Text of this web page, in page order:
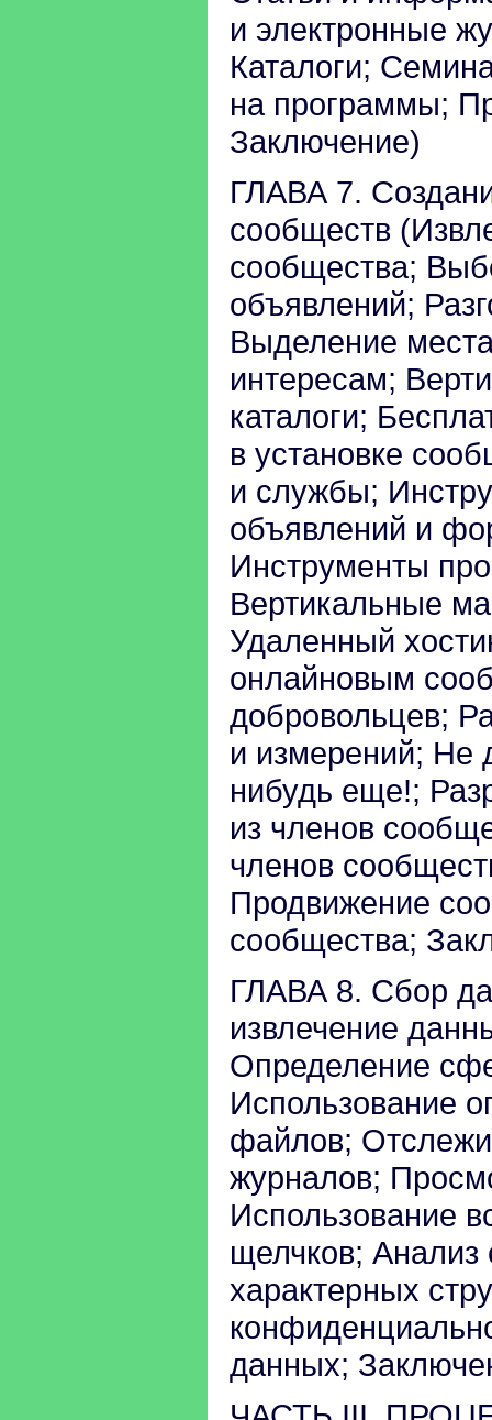
и электронные
Каталоги;
на программы;
Заключение)
ГЛАВА 7.
сообществ
сообщества;
объявлений;
Выделение
интересам;
каталоги;
в установке
и службы;
объявлений и
Инструменты
Вертикальные
Удаленный
онлайновым
добровольцев;
и измерений; Не
нибудь еще!;
из членов
членов
Продвижение
сообщества;
ГЛАВА 8. Сбор
извлечение
Определение
Использование
файлов;
журналов;
Использование
щелчков;
характерных
данных;